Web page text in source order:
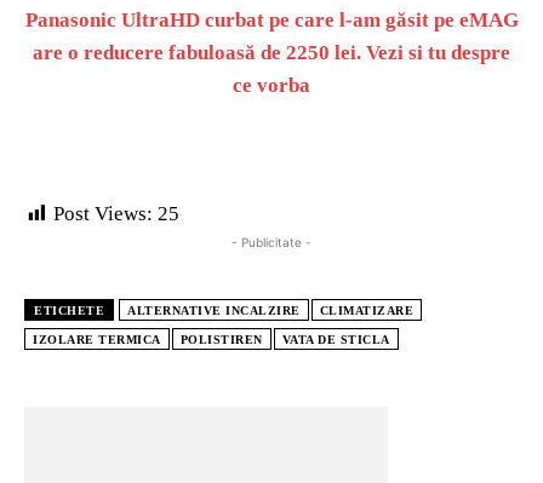
Panasonic UltraHD curbat pe care l-am găsit pe eMAG
are o reducere fabuloasă de 2250 lei. Vezi si tu despre
ce vorba
Post Views: 25
- Publicitate -
ETICHETE ALTERNATIVE INCALZIRE CLIMATIZARE
IZOLARE TERMICA POLISTIREN VATA DE STICLA